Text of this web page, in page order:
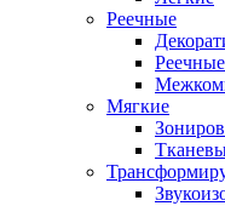
Реечные
Мягкие